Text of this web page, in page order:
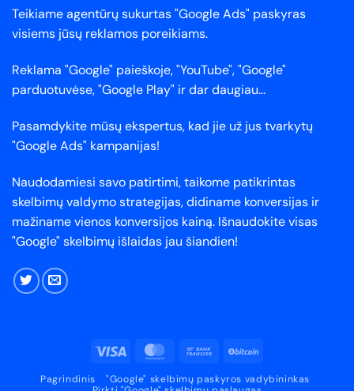
Teikiame agentūrų sukurtas "Google Ads" paskyras
visiems jūsų reklamos poreikiams.
Reklama "Google" paieškoje, "YouTube", "Google"
parduotuvėse, "Google Play" ir dar daugiau...
Pasamdykite mūsų ekspertus, kad jie už jus tvarkytų
"Google Ads" kampanijas!
Naudodamiesi savo patirtimi, taikome patikrintas
skelbimų valdymo strategijas, didiname konversijas ir
mažiname vienos konversijos kainą. Išnaudokite visas
"Google" skelbimų išlaidas jau šiandien!
Visa "MasterCard"
Banko
Pagrindinis
"Google" skelbimų paskyros vadybininkas